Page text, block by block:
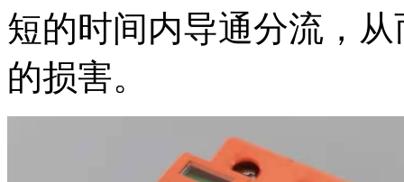
短的时间内导通分流，
的损害。